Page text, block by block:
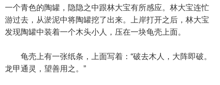
一个青色的陶罐，隐隐之中跟林大宝有所感应。林大宝连忙
游过去，从淤泥中将陶罐挖了出来。上岸打开之后，林大宝
发现陶罐中装着一个木头小人，压在一块龟壳上面。
龟壳上有一张纸条，上面写着：“破去木人，大阵即破。
龙甲通灵，望善用之。”